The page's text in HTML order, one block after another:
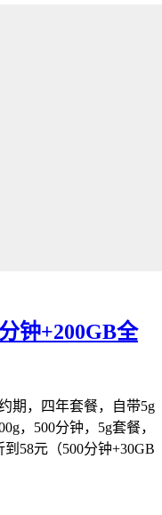
钟+200GB全
期，四年套餐，自带5g
，500分钟，5g套餐，
58元（500分钟+30GB